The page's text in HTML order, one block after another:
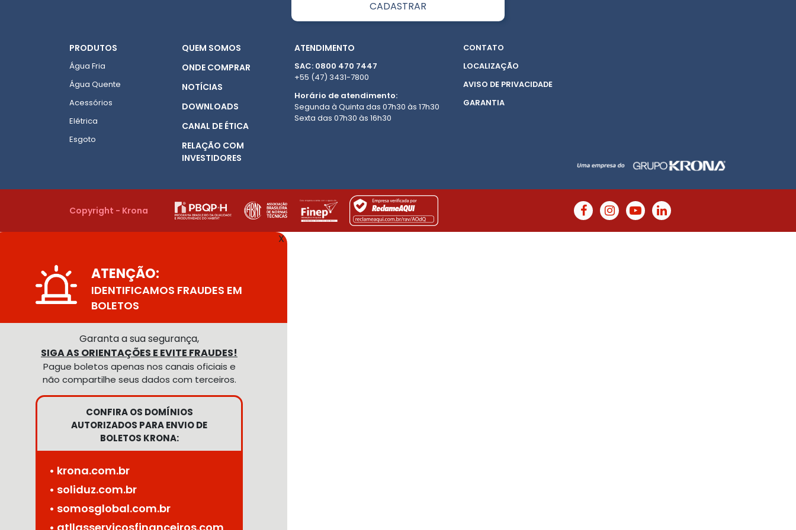
PRODUTOS
Água Fria
Água Quente
Acessórios
Elétrica
Esgoto
QUEM SOMOS
ONDE COMPRAR
NOTÍCIAS
DOWNLOADS
CANAL DE ÉTICA
RELAÇÃO COM
INVESTIDORES
ATENDIMENTO
SAC: 0800 470 7447
+55 (47) 3431-7800
Horário de atendimento:
Segunda à Quinta das 07h30 às 17h30
Sexta das 07h30 às 16h30
CONTATO
LOCALIZAÇÃO
AVISO DE PRIVACIDADE
GARANTIA
Copyright - Krona
X
ATENÇÃO:
IDENTIFICAMOS FRAUDES EM
BOLETOS
Garanta a sua segurança,
SIGA AS ORIENTAÇÕES E EVITE FRAUDES!
Pague boletos apenas nos canais oficiais e
não compartilhe seus dados com terceiros.
CONFIRA OS DOMÍNIOS
AUTORIZADOS PARA ENVIO DE
BOLETOS KRONA:
• krona.com.br
• soliduz.com.br
• somosglobal.com.br